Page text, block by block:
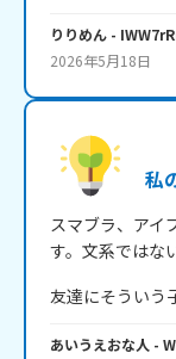
りりめん -
2026年5月18日
私
スマブラ、アイ
す。文系ではな
友達にそういう
あいうえおな人 -